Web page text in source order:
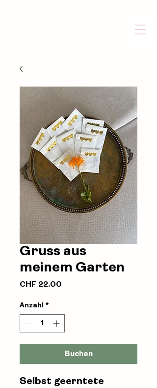
Gruss aus
meinem Garten
CHF 22.00
Anzahl *
Buchen
Selbst geerntete